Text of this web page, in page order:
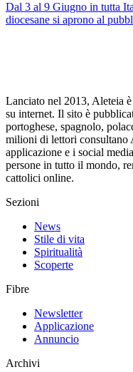
Dal 3 al 9 Giugno in tutta
diocesane si aprono al
Lanciato nel 2013, Aleteia
su internet. Il sito è
portoghese, spagnolo,
milioni di lettori consultano
applicazione e i social
persone in tutto il mondo,
cattolici online.
Sezioni
News
Stile di vita
Spiritualità
Scoperte
Fibre
Newsletter
Applicazione
Annuncio
Archivi